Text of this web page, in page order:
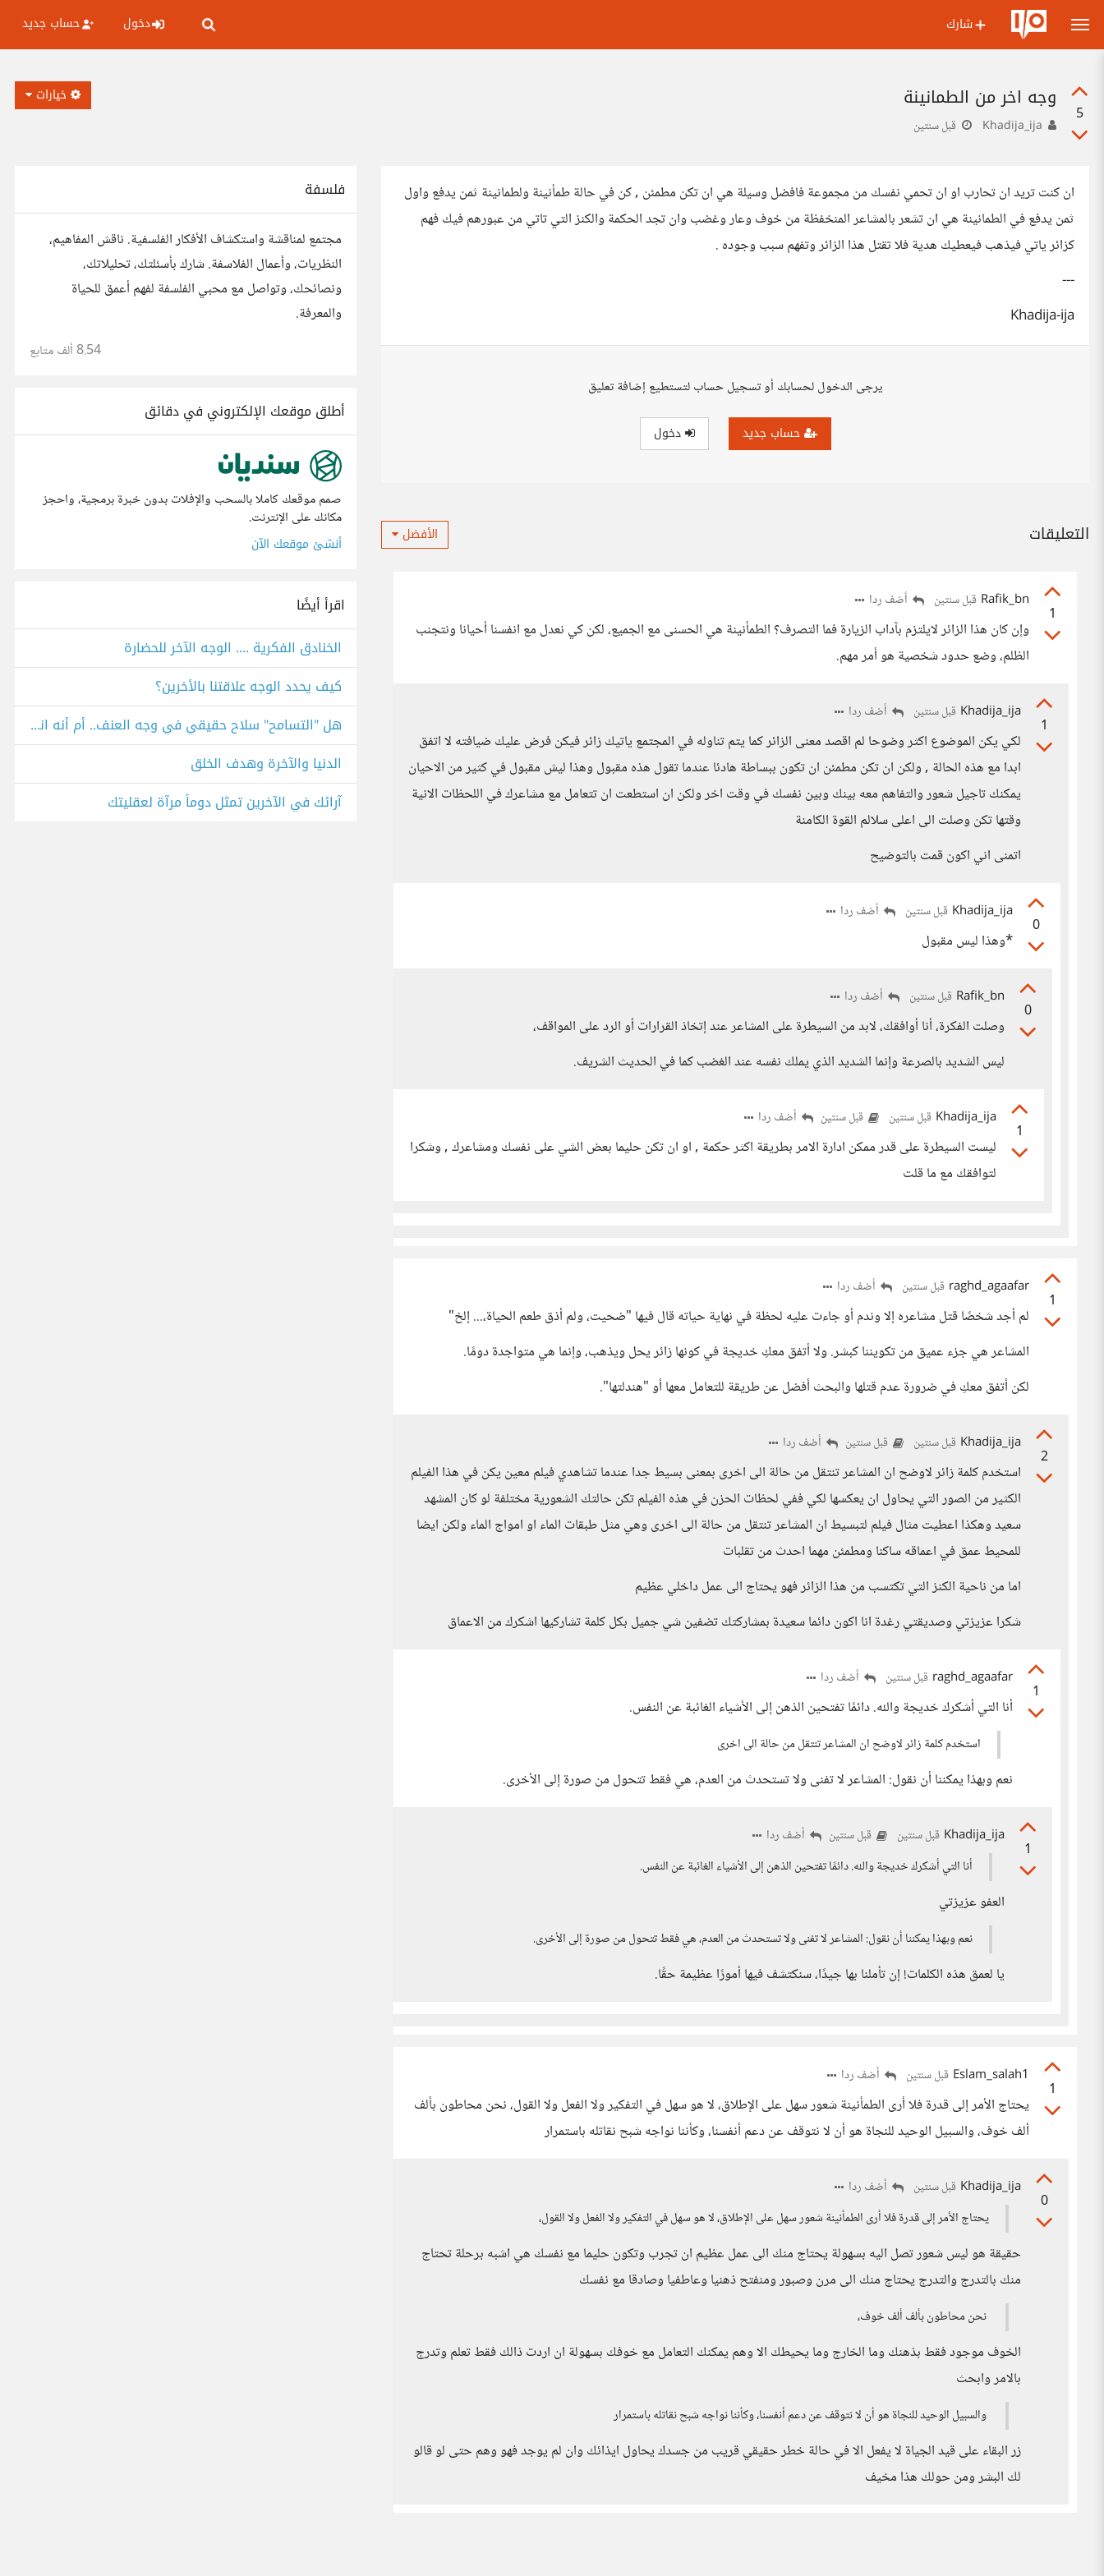
شارك دخول حساب جديد
5
وجه اخر من الطمانينة
قبل سنتين
خيارات
ان كنت تريد ان تحارب او ان تحمي نفسك من مجموعة فافضل وسيلة هي ان تكن مطمئن , كن في حالة طمأنينة ولطمانينة ثمن يدفع واول
ثمن يدفع في الطمانينة هي ان تشعر بالمشاعر المنخفظة من خوف وعار وغضب وان تجد الحكمة والكنز التي تاتي من عبورهم فيك فهم
كزائر ياتي فيذهب فيعطيك هدية فلا تقتل هذا الزائر وتفهم سبب وجوده .
---
Khadija-ija
يرجى الدخول لحسابك أو تسجيل حساب لتستطيع إضافة تعليق
حساب جديد دخول
التعليقات الأفضل
1
Rafik_bn قبل سنتين أضف ردا
وإن كان هذا الزائر لايلتزم بآداب الزيارة فما التصرف؟ الطمأنينة هي الحسنى مع الجميع، لكن كي نعدل مع انفسنا أحيانا ونتجنب
الظلم، وضع حدود شخصية هو أمر مهم.
1
Khadija_ija قبل سنتين أضف ردا
لكي يكن الموضوع اكثر وضوحا لم اقصد معنى الزائر كما يتم تناوله في المجتمع ياتيك زائر فيكن فرض عليك ضيافته لا اتفق
ابدا مع هذه الحالة , ولكن ان تكن مطمئن ان تكون ببساطة هادئا عندما تقول هذه مقبول وهذا ليش مقبول في كثير من الاحيان
يمكنك تاجيل شعور والتفاهم معه بينك وبين نفسك في وقت اخر ولكن ان استطعت ان تتعامل مع مشاعرك في اللحظات الانية
وقتها تكن وصلت الى اعلى سلالم القوة الكامنة
اتمنى اني اكون قمت بالتوضيح
0
Khadija_ija قبل سنتين أضف ردا
*وهذا ليس مقبول
0
Rafik_bn قبل سنتين أضف ردا
وصلت الفكرة، أنا أوافقك، لابد من السيطرة على المشاعر عند إتخاذ القرارات أو الرد على المواقف،
ليس الشديد بالصرعة وإنما الشديد الذي يملك نفسه عند الغضب كما في الحديث الشريف.
1
Khadija_ija قبل سنتين قبل سنتين أضف ردا
ليست السيطرة على قدر ممكن ادارة الامر بطريقة اكثر حكمة , او ان تكن حليما بعض الشي على نفسك ومشاعرك , وشكرا
لتوافقك مع ما قلت
1
raghd_agaafar قبل سنتين أضف ردا
لم أجد شخصًا قتل مشاعره إلا وندم أو جاءت عليه لحظة في نهاية حياته قال فيها "ضحيت، ولم أذق طعم الحياة،... إلخ"
المشاعر هي جزء عميق من تكويننا كبشر. ولا أتفق معكِ خديجة في كونها زائر يحل ويذهب، وإنما هي متواجدة دومًا.
لكن أتفق معكِ في ضرورة عدم قتلها والبحث أفضل عن طريقة للتعامل معها أو "هندلتها".
2
Khadija_ija قبل سنتين قبل سنتين أضف ردا
استخدم كلمة زائر لاوضح ان المشاعر تنتقل من حالة الى اخرى بمعنى بسيط جدا عندما تشاهدي فيلم معين يكن في هذا الفيلم
الكثير من الصور التي يحاول ان يعكسها لكي ففي لحظات الحزن في هذه الفيلم تكن حالتك الشعورية مختلفة لو كان المشهد
سعيد وهكذا اعطيت مثال فيلم لتبسيط ان المشاعر تنتقل من حالة الى اخرى وهي مثل طبقات الماء او امواج الماء ولكن ايضا
للمحيط عمق في اعماقه ساكنا ومطمئن مهما احدث من تقلبات
اما من ناحية الكنز التي تكتسب من هذا الزائر فهو يحتاج الى عمل داخلي عظيم
شكرا عزيزتي وصديقتي رغدة انا اكون دائما سعيدة بمشاركتك تضفين شي جميل بكل كلمة تشاركيها اشكرك من الاعماق
1
raghd_agaafar قبل سنتين أضف ردا
أنا التي أشكرك خديجة والله. دائمًا تفتحين الذهن إلى الأشياء الغائبة عن النفس.
استخدم كلمة زائر لاوضح ان المشاعر تنتقل من حالة الى اخرى
نعم وبهذا يمكننا أن نقول: المشاعر لا تفنى ولا تستحدث من العدم، هي فقط تتحول من صورة إلى الأخرى.
1
Khadija_ija قبل سنتين قبل سنتين
أضف ردا
أنا التي أشكرك خديجة والله. دائمًا تفتحين الذهن إلى الأشياء الغائبة عن النفس.
العفو عزيزتي
نعم وبهذا يمكننا أن نقول: المشاعر لا تفنى ولا تستحدث من العدم، هي فقط تتحول من صورة إلى الأخرى.
يا لعمق هذه الكلمات! إن تأملنا بها جيدًا، سنكتشف فيها أمورًا عظيمة حقًا.
1
Eslam_salah1 قبل سنتين أضف ردا
يحتاج الأمر إلى قدرة فلا أرى الطمأنينة شعور سهل على الإطلاق، لا هو سهل في التفكير ولا الفعل ولا القول، نحن محاطون بألف
ألف خوف، والسبيل الوحيد للنجاة هو أن لا نتوقف عن دعم أنفسنا، وكأننا نواجه شبح نقاتله باستمرار
0
Khadija_ija قبل سنتين
أضف ردا
يحتاج الأمر إلى قدرة فلا أرى الطمأنينة شعور سهل على الإطلاق، لا هو سهل في التفكير ولا الفعل ولا القول،
حقيقة هو ليس شعور تصل اليه بسهولة يحتاج منك الى عمل عظيم ان تجرب وتكون حليما مع نفسك هي اشبه برحلة تحتاج
منك بالتدرج والتدرج يحتاج منك الى مرن وصبور ومنفتح ذهنيا وعاطفيا وصادقا مع نفسك
نحن محاطون بألف ألف خوف،
الخوف موجود فقط بذهنك وما الخارج وما يحيطك الا وهم يمكنك التعامل مع خوفك بسهولة ان اردت ذالك فقط تعلم وتدرج
بالامر وابحث
والسبيل الوحيد للنجاة هو أن لا نتوقف عن دعم أنفسنا، وكأننا نواجه شبح نقاتله باستمرار
زر البقاء على قيد الجياة لا يفعل الا في حالة خطر حقيقي قريب من جسدك يحاول ايذائك وان لم يوجد فهو وهم حتى لو قالو
لك البشر ومن حولك هذا مخيف
فلسفة
مجتمع لمناقشة واستكشاف الأفكار الفلسفية. ناقش المفاهيم،
النظريات، وأعمال الفلاسفة. شارك بأسئلتك، تحليلاتك،
ونصائحك، وتواصل مع محبي الفلسفة لفهم أعمق للحياة
والمعرفة.
8.54 ألف متابع
أطلق موقعك الإلكتروني في دقائق
صمم موقعك كاملا بالسحب والإفلات بدون خبرة برمجية، واحجز
مكانك على الإنترنت.
أنشئ موقعك الآن
اقرأ أيضًا
الخنادق الفكرية .... الوجه الآخر للحضارة
كيف يحدد الوجه علاقتنا بالأخرين؟
هل "التسامح" سلاح حقيقي في وجه العنف.. أم أنه انتحار سياسي؟
الدنيا والآخرة وهدف الخلق
آرائك في الآخرين تمثل دوماً مرآة لعقليتك